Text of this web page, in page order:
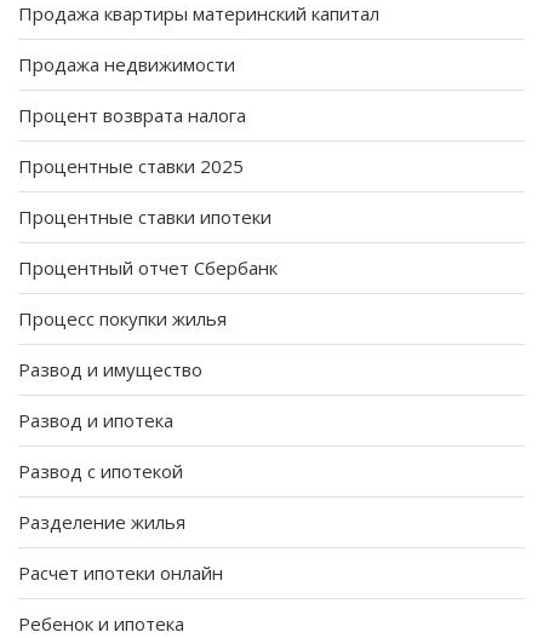
Продажа квартиры материнский капитал
Продажа недвижимости
Процент возврата налога
Процентные ставки 2025
Процентные ставки ипотеки
Процентный отчет Сбербанк
Процесс покупки жилья
Развод и имущество
Развод и ипотека
Развод с ипотекой
Разделение жилья
Расчет ипотеки онлайн
Ребенок и ипотека